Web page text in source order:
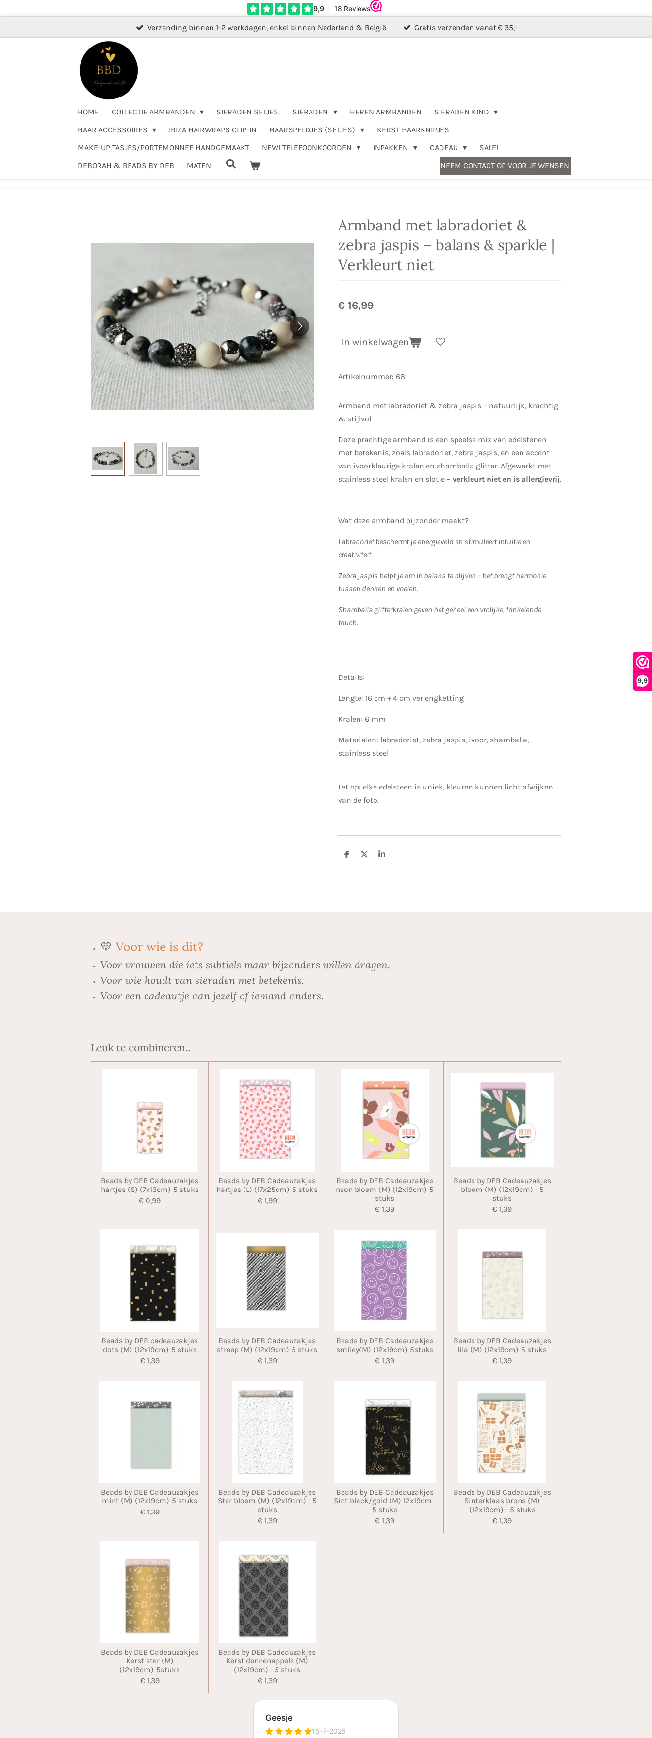
9,9
naar
Verzending binnen 1-2 werkdagen, enkel binnen Nederland & België Gratis verzenden vanaf € 35,-
HOME COLLECTIE ARMBANDEN SIERADEN SETJES. SIERADEN HEREN ARMBANDEN
SIERADEN KIND
HAAR ACCESSOIRES
IBIZA HAIRWRAPS CLIP-IN HAARSPELDJES (SETJES)
KERST HAARKNIPJES
MAKE-UP TASJES/PORTEMONNEE HANDGEMAAKT
NEW! TELEFOONKOORDEN INPAKKEN CADEAU
SALE!
DEBORAH & BEADS BY DEB
MATEN! NEEM CONTACT OP VOOR JE WENSEN!
Armband met labradoriet &
zebra jaspis – balans & sparkle |
Verkleurt niet
€ 16,99
In winkelwagen
Artikelnummer: 68
Armband met labradoriet & zebra jaspis – natuurlijk, krachtig
& stijlvol
Deze prachtige armband is een speelse mix van edelstenen
met betekenis, zoals labradoriet, zebra jaspis, en een accent
van ivoorkleurige kralen en shamballa glitter. Afgewerkt met
stainless steel kralen en slotje – verkleurt niet en is allergievrij.
Wat deze armband bijzonder maakt?
Labradoriet beschermt je energieveld en stimuleert intuïtie en
creativiteit.
Zebra jaspis helpt je om in balans te blijven – het brengt harmonie
tussen denken en voelen.
Shamballa glitterkralen geven het geheel een vrolijke, fonkelende
touch.
Details:
Lengte: 16 cm + 4 cm verlengketting
Kralen: 6 mm
Materialen: labradoriet, zebra jaspis, ivoor, shamballa,
stainless steel
Let op: elke edelsteen is uniek, kleuren kunnen licht afwijken
van de foto.
D
D
S
💛 Voor wie is dit?
Voor vrouwen die iets subtiels maar bijzonders willen dragen.
Voor wie houdt van sieraden met betekenis.
Voor een cadeautje aan jezelf of iemand anders.
Leuk te combineren..
Beads by DEB Cadeauzakjes
hartjes (S) (7x13cm)-5 stuks
€ 0,99
Beads by DEB Cadeauzakjes
hartjes (L) (17x25cm)-5 stuks
€ 1,99
Beads by DEB Cadeauzakjes
neon bloem (M) (12x19cm)-5
stuks
€ 1,39
Beads by DEB Cadeauzakjes
bloem (M) (12x19cm) - 5
stuks
€ 1,39
Beads by DEB cadeauzakjes
dots (M) (12x19cm)-5 stuks
€ 1,39
Beads by DEB Cadeauzakjes
streep (M) (12x19cm)-5 stuks
€ 1,39
Beads by DEB Cadeauzakjes
smiley(M) (12x19cm)-5stuks
€ 1,39
Beads by DEB Cadeauzakjes
lila (M) (12x19cm)-5 stuks
€ 1,39
Beads by DEB Cadeauzakjes
mint (M) (12x19cm)-5 stuks
€ 1,39
Beads by DEB Cadeauzakjes
Ster bloem (M) (12x19cm) - 5
stuks
€ 1,39
Beads by DEB Cadeauzakjes
Sint black/gold (M) 12x19cm -
5 stuks
€ 1,39
Beads by DEB Cadeauzakjes
Sinterklaas brons (M)
(12x19cm) - 5 stuks
€ 1,39
Beads by DEB Cadeauzakjes
Kerst ster (M)
(12x19cm)-5stuks
€ 1,39
Beads by DEB Cadeauzakjes
Kerst dennenappels (M)
(12x19cm) - 5 stuks
€ 1,39